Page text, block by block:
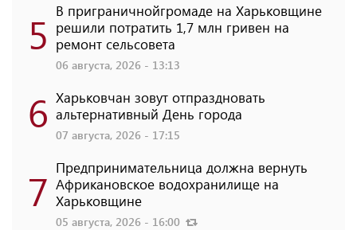
5 В приграничнойгромаде на Харьковщине
решили потратить 1,7 млн ​​гривен на
ремонт сельсовета
06 августа, 2026 - 13:13
6 Харьковчан зовут отпраздновать
альтернативный День города
07 августа, 2026 - 17:15
7 Предпринимательница должна вернуть
Африкановское водохранилище на
Харьковщине
05 августа, 2026 - 16:00